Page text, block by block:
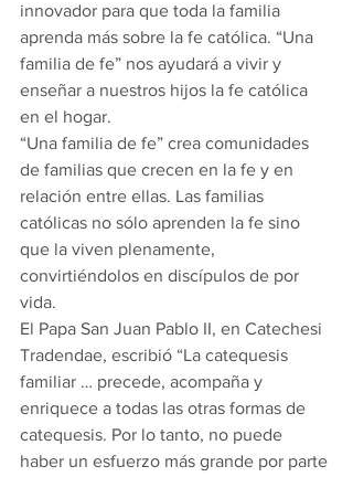
innovador para que toda la familia
aprenda más sobre la fe católica. “Una
familia de fe” nos ayudará a vivir y
enseñar a nuestros hijos la fe católica
en el hogar.
“Una familia de fe” crea comunidades
de familias que crecen en la fe y en
relación entre ellas. Las familias
católicas no sólo aprenden la fe sino
que la viven plenamente,
convirtiéndolos en discípulos de por
vida.
El Papa San Juan Pablo II, en Catechesi
Tradendae, escribió “La catequesis
familiar … precede, acompaña y
enriquece a todas las otras formas de
catequesis. Por lo tanto, no puede
haber un esfuerzo más grande por parte